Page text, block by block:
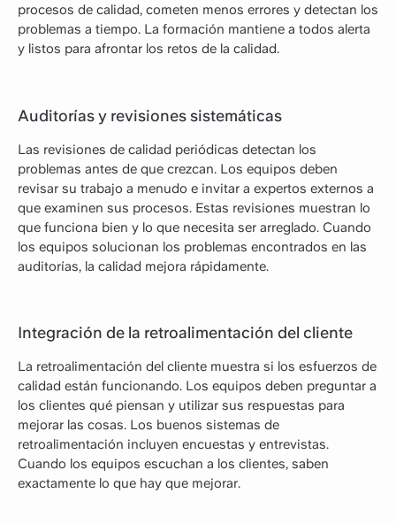
procesos de calidad, cometen menos errores y detectan los
problemas a tiempo. La formación mantiene a todos alerta
y listos para afrontar los retos de la calidad.
Auditorías y revisiones sistemáticas
Las revisiones de calidad periódicas detectan los
problemas antes de que crezcan. Los equipos deben
revisar su trabajo a menudo e invitar a expertos externos a
que examinen sus procesos. Estas revisiones muestran lo
que funciona bien y lo que necesita ser arreglado. Cuando
los equipos solucionan los problemas encontrados en las
auditorías, la calidad mejora rápidamente.
Integración de la retroalimentación del cliente
La retroalimentación del cliente muestra si los esfuerzos de
calidad están funcionando. Los equipos deben preguntar a
los clientes qué piensan y utilizar sus respuestas para
mejorar las cosas. Los buenos sistemas de
retroalimentación incluyen encuestas y entrevistas.
Cuando los equipos escuchan a los clientes, saben
exactamente lo que hay que mejorar.